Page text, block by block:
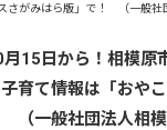
15日から！相模原
育て情報は「おや
（一般社団法人相